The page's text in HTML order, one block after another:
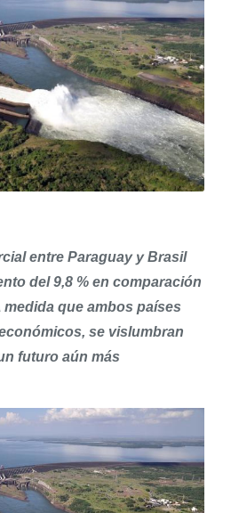
entre Paraguay y Brasil
del 9,8 % en comparación
medida que ambos países
se vislumbran
futuro aún más